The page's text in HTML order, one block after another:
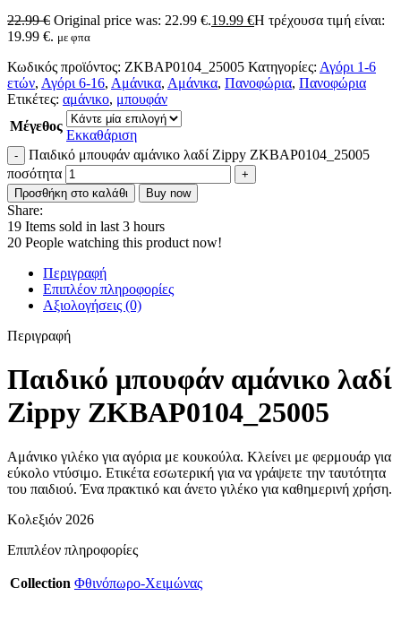
22.99€ Original price was: 22.99 €.19.99 €Η τρέχουσα τιμή είναι:
19.99 €. με φπα
Κωδικός προϊόντος: ZKBAP0104_25005 Κατηγορίες: Αγόρι 1-6
ετών, Αγόρι 6-16, Αμάνικα, Αμάνικα, Πανοφώρια, Πανοφώρια
Ετικέτες: αμάνικο, μπουφάν
Μέγεθος
Εκκαθάριση
Παιδικό μπουφάν αμάνικο λαδί Zippy ZKBAP0104_25005
ποσότητα
Προσθήκη στο καλάθι Buy now
Share:
19 Items sold in last 3 hours
20 People watching this product now!
Περιγραφή
Επιπλέον πληροφορίες
Αξιολογήσεις (0)
Περιγραφή
Παιδικό μπουφάν αμάνικο λαδί
Zippy ZKBAP0104_25005
Αμάνικο γιλέκο για αγόρια με κουκούλα. Κλείνει με φερμουάρ για
εύκολο ντύσιμο. Ετικέτα εσωτερική για να γράψετε την ταυτότητα
του παιδιού. Ένα πρακτικό και άνετο γιλέκο για καθημερινή χρήση.
Κολεξιόν 2026
Επιπλέον πληροφορίες
Collection Φθινόπωρο-Χειμώνας